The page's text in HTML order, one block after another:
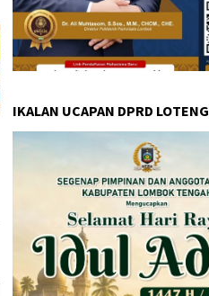
IKALAN UCAPAN DPRD LOTENG